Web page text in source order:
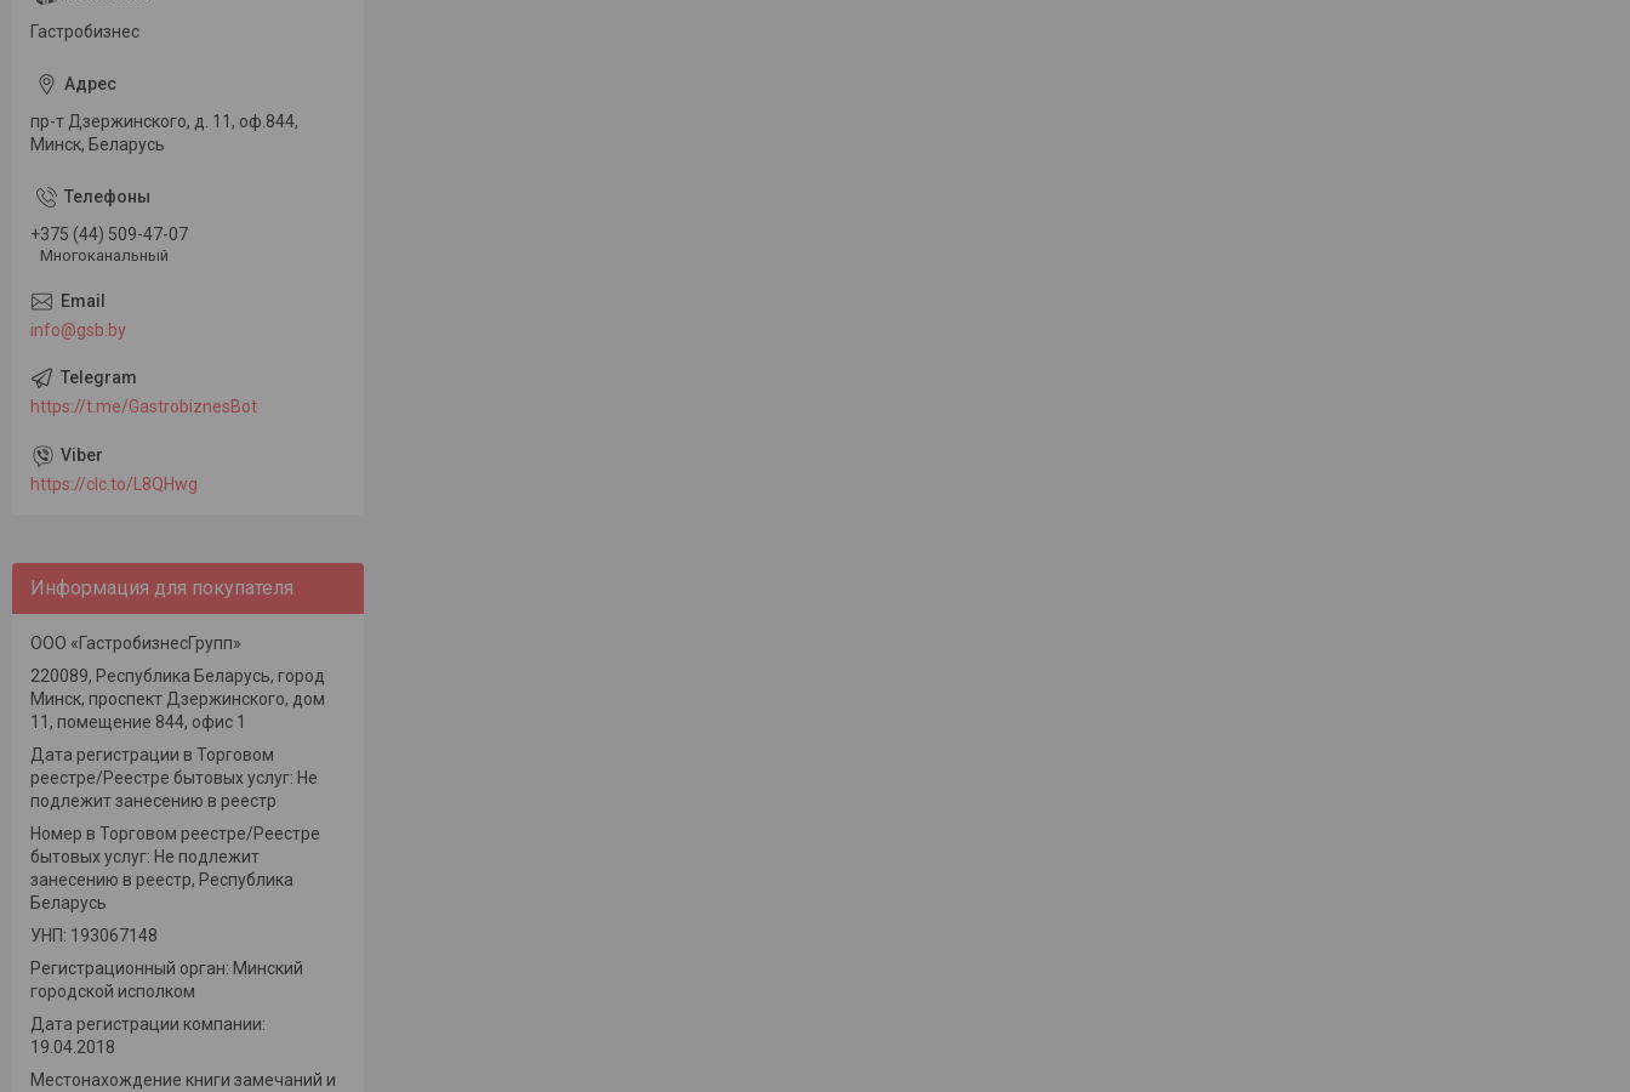
Гастробизнес
пр-т Дзержинского, д. 11, оф.844,
Минск, Беларусь
+375 (44) 509-47-07
Многоканальный
info@gsb.by
https://t.me/GastrobiznesBot
https://clc.to/L8QHwg
Информация для покупателя
ООО «ГастробизнесГрупп»
220089, Республика Беларусь, город
Минск, проспект Дзержинского, дом
11, помещение 844, офис 1
Дата регистрации в Торговом
реестре/Реестре бытовых услуг: Не
подлежит занесению в реестр
Номер в Торговом реестре/Реестре
бытовых услуг: Не подлежит
занесению в реестр, Республика
Беларусь
УНП: 193067148
Регистрационный орган: Минский
городской исполком
Дата регистрации компании:
19.04.2018
Местонахождение книги замечаний и